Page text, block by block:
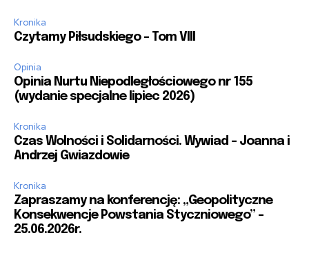
Kronika
Czytamy Piłsudskiego – Tom VIII
Opinia
Opinia Nurtu Niepodległościowego nr 155
(wydanie specjalne lipiec 2026)
Kronika
Czas Wolności i Solidarności. Wywiad – Joanna i
Andrzej Gwiazdowie
Kronika
Zapraszamy na konferencję: „Geopolityczne
Konsekwencje Powstania Styczniowego” –
25.06.2026r.